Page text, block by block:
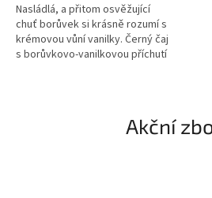
Nasládlá, a přitom osvěžující
chuť borůvek si krásně rozumí s
krémovou vůní vanilky. Černý čaj
s borůvkovo-vanilkovou příchutí
Akční